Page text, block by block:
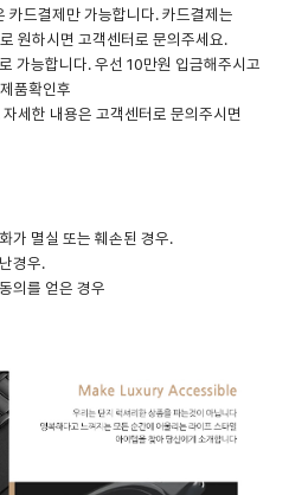
드결제만 가능합니다. 카드결제는
원하시면 고객센터로 문의주세요.
가능합니다. 우선 10만원 입금해주시고
품확인후
세한 내용은 고객센터로 문의주시면
가 멸실 또는 훼손된 경우.
경우.
의를 얻은 경우